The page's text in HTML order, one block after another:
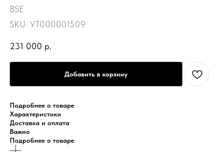
BSE
SKU: УТ000001509
231 000 р.
Добавить в корзину
Подробнее о товаре
Характеристики
Доставка и оплата
Важно
Подробнее о товаре